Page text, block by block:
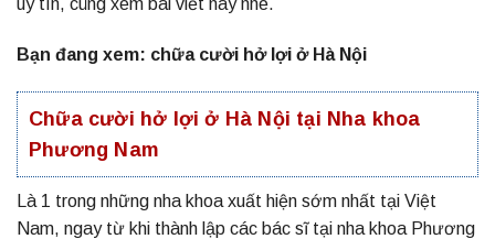
uy tín, cùng xem bài viết này nhé.
Bạn đang xem: chữa cười hở lợi ở Hà Nội
Chữa cười hở lợi ở Hà Nội tại Nha khoa
Phương Nam
Là 1 trong những nha khoa xuất hiện sớm nhất tại Việt
Nam, ngay từ khi thành lập các bác sĩ tại nha khoa Phương